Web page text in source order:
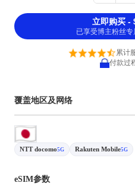
立即购买 -
已享受博主粉丝
累计
付款过
覆盖地区及网络
NTT docomo5G Rakuten Mobile5G
eSIM参数